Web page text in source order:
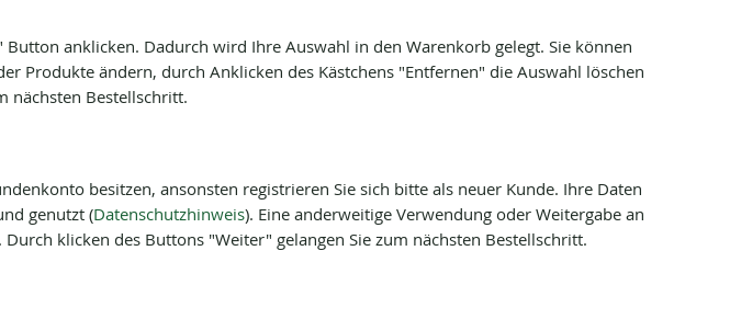
anklicken. Dadurch wird Ihre Auswahl in den Warenkorb gelegt. Sie können
Produkte ändern, durch Anklicken des Kästchens "Entfernen" die Auswahl löschen
nächsten Bestellschritt.
besitzen, ansonsten registrieren Sie sich bitte als neuer Kunde. Ihre Daten
genutzt (Datenschutzhinweis). Eine anderweitige Verwendung oder Weitergabe an
klicken des Buttons "Weiter" gelangen Sie zum nächsten Bestellschritt.